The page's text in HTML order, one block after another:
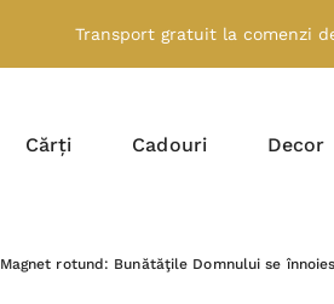
Transport gratuit la comenzi
Cărți Cadouri Decor
Magnet rotund: Bunătăţile Domnului se